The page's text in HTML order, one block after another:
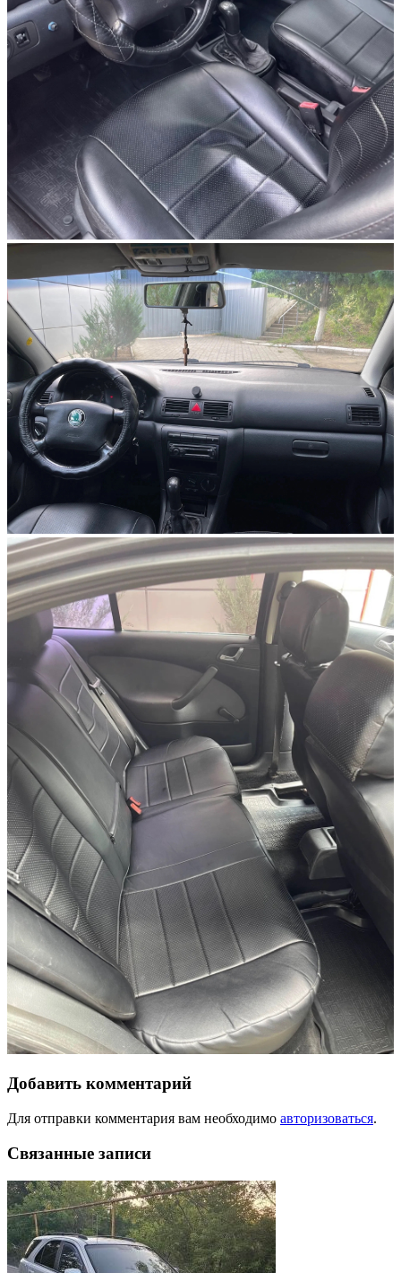
Добавить комментарий
Для отправки комментария вам необходимо авторизоваться.
Связанные записи